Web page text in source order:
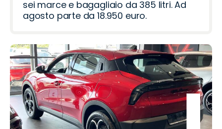
sei marce e bagagliaio da 385 litri. Ad
agosto parte da 18.950 euro.